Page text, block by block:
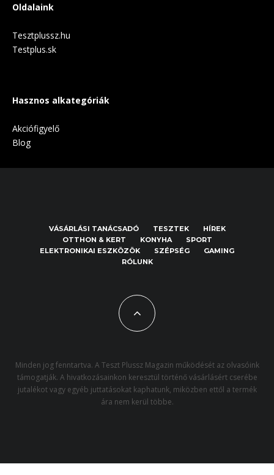
Oldalaink
Tesztplussz.hu
Testplus.sk
Hasznos alkategóriák
Akciófigyelő
Blog
VÁSÁRLÁSI TANÁCSADÓ TESZTEK
HÍREK
OTTHON & KERT
KONYHA
SPORT
ELEKTRONIKAI ESZKÖZÖK
SZÉPSÉG
GAMING
RÓLUNK
Minden jog fenntartva. A Teszt Plussz Magazin működését az olvasóink
támogatják. A hivatkozásainkon keresztül történő vásárlásért cserébe
jutalékot vagy egyéb juttatásokat kaphatunk, miközben ettől a termék
ára nem kerül többe.